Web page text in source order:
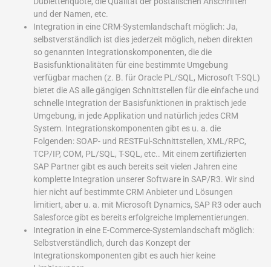
und der Namen, etc.
Integration in eine CRM-Systemlandschaft möglich: Ja,
selbstverständlich ist dies jederzeit möglich, neben direkten
so genannten Integrationskomponenten, die die
Basisfunktionalitäten für eine bestimmte Umgebung
verfügbar machen (z. B. für Oracle PL/SQL, Microsoft T-SQL)
bietet die AS alle gängigen Schnittstellen für die einfache und
schnelle Integration der Basisfunktionen in praktisch jede
Umgebung, in jede Applikation und natürlich jedes CRM
System. Integrationskomponenten gibt es u. a. die
Folgenden: SOAP- und RESTFul-Schnittstellen, XML/RPC,
TCP/IP, COM, PL/SQL, T-SQL, etc.. Mit einem zertifizierten
SAP Partner gibt es auch bereits seit vielen Jahren eine
komplette Integration unserer Software in SAP/R3. Wir sind
hier nicht auf bestimmte CRM Anbieter und Lösungen
limitiert, aber u. a. mit Microsoft Dynamics, SAP R3 oder auch
Salesforce gibt es bereits erfolgreiche Implementierungen.
Integration in eine E-Commerce-Systemlandschaft möglich:
Selbstverständlich, durch das Konzept der
Integrationskomponenten gibt es auch hier keine